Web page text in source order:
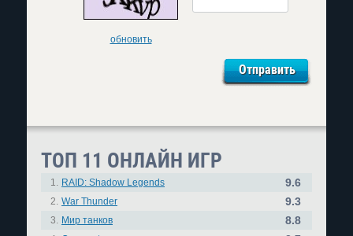
обновить
ТОП 11 ОНЛАЙН ИГР
1. RAID: Shadow Legends 9.6
2. War Thunder 9.3
3. Мир танков 8.8